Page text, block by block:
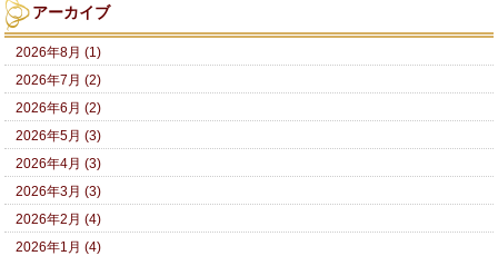
アーカイブ
2026年8月 (1)
2026年7月 (2)
2026年6月 (2)
2026年5月 (3)
2026年4月 (3)
2026年3月 (3)
2026年2月 (4)
2026年1月 (4)